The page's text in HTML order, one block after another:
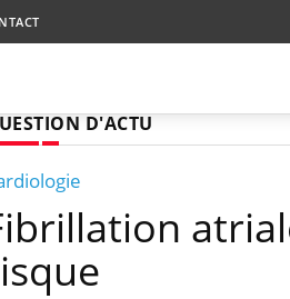
D'ACTU